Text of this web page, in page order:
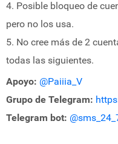
4. Posible bloqueo de
pero no los usa.
5. No cree más de 2
todas las siguientes.
Apoyo: @Paiiia_V
Grupo de Telegram:
Telegram bot: